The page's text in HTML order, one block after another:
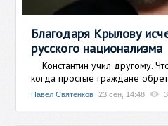
Благодаря Крылову
русского национализма
Константин учил другому.
когда простые граждане
Павел Святенков 23 сен, 14:48